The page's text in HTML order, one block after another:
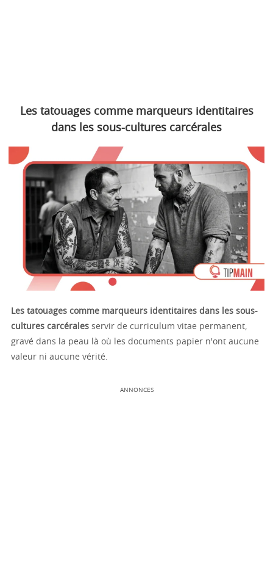
Les tatouages comme marqueurs identitaires
dans les sous-cultures carcérales
Les tatouages comme marqueurs identitaires dans les sous-
cultures carcérales servir de curriculum vitae permanent,
gravé dans la peau là où les documents papier n'ont aucune
valeur ni aucune vérité.
ANNONCES